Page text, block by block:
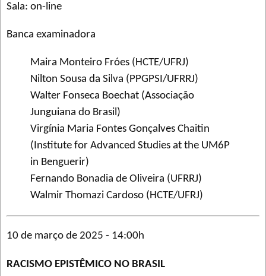
Sala: on-line
Banca examinadora
Maira Monteiro Fróes (HCTE/UFRJ)
Nilton Sousa da Silva (PPGPSI/UFRRJ)
Walter Fonseca Boechat (Associação
Junguiana do Brasil)
Virgínia Maria Fontes Gonçalves Chaitin
(Institute for Advanced Studies at the UM6P
in Benguerir)
Fernando Bonadia de Oliveira (UFRRJ)
Walmir Thomazi Cardoso (HCTE/UFRJ)
10 de março de 2025 - 14:00h
RACISMO EPISTÊMICO NO BRASIL